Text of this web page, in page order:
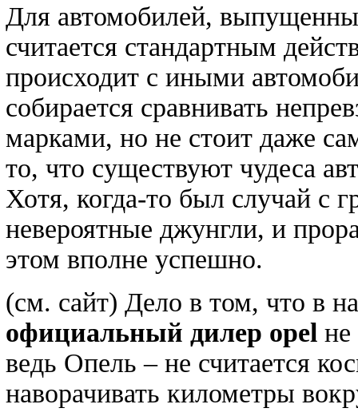
Для автомобилей,
считается стандартным
происходит с иными
собирается сравнивать
марками, но не стоит даже
то, что существуют чудеса
Хотя, когда-то был случай с
невероятные джунгли, и
этом вполне успешно.
(см. сайт) Дело в том, что в
официальный дилер opel
ведь Опель – не считается
наворачивать километры